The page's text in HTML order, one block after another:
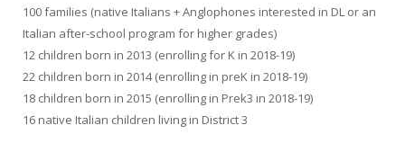
100 families (native Italians + Anglophones interested in DL or an
Italian after-school program for higher grades)
12 children born in 2013 (enrolling for K in 2018-19)
22 children born in 2014 (enrolling in preK in 2018-19)
18 children born in 2015 (enrolling in Prek3 in 2018-19)
16 native Italian children living in District 3